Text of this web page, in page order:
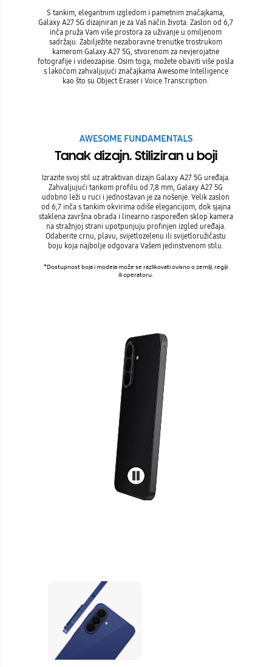
S tankim, elegantnim izgledom i pametnim značajkama,
Galaxy A27 5G dizajniran je za Vaš način života. Zaslon od 6,7
inča pruža Vam više prostora za uživanje u omiljenom
sadržaju. Zabilježite nezaboravne trenutke trostrukom
kamerom Galaxy A27 5G, stvorenom za nevjerojatne
fotografije i videozapise. Osim toga, možete obaviti više posla
s lakoćom zahvaljujući značajkama Awesome Intelligence
kao što su Object Eraser i Voice Transcription.
Tanak dizajn. Stiliziran u boji
Izrazite svoj stil uz atraktivan dizajn Galaxy A27 5G uređaja.
Zahvaljujući tankom profilu od 7,8 mm, Galaxy A27 5G
udobno leži u ruci i jednostavan je za nošenje. Velik zaslon
od 6,7 inča s tankim okvirima odiše elegancijom, dok sjajna
staklena završna obrada i linearno raspoređen sklop kamera
na stražnjoj strani upotpunjuju profinjen izgled uređaja.
Odaberite crnu, plavu, svijetlozelenu ili svijetloružičastu
boju koja najbolje odgovara Vašem jedinstvenom stilu.
*Dostupnost boja i modela može se razlikovati ovisno o zemlji, regiji
ili operatoru.